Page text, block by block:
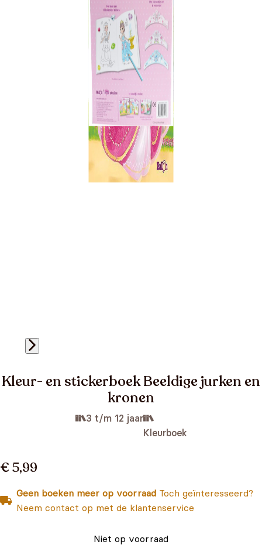
Kleur- en stickerboek Beeldige jurken en
kronen
3 t/m 12 jaar
Kleurboek
€ 5,99
Geen boeken meer op voorraad Toch geïnteresseerd?
Neem contact op met de klantenservice
Niet op voorraad